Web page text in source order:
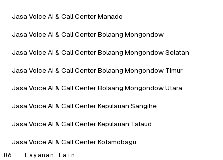
Jasa Voice AI & Call Center Manado
Jasa Voice AI & Call Center Bolaang Mongondow
Jasa Voice AI & Call Center Bolaang Mongondow Selatan
Jasa Voice AI & Call Center Bolaang Mongondow Timur
Jasa Voice AI & Call Center Bolaang Mongondow Utara
Jasa Voice AI & Call Center Kepulauan Sangihe
Jasa Voice AI & Call Center Kepulauan Talaud
Jasa Voice AI & Call Center Kotamobagu
06 — Layanan Lain